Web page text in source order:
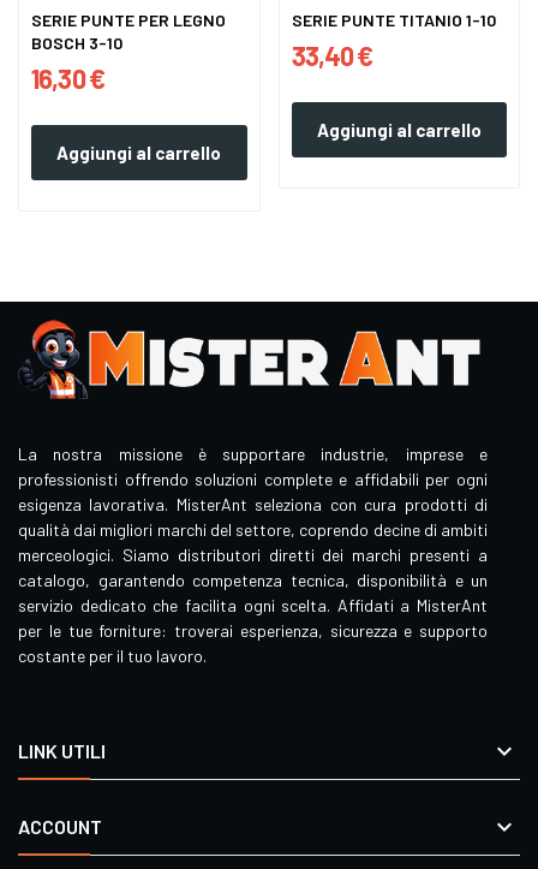
SERIE PUNTE PER LEGNO
BOSCH 3-10
16,30 €
Aggiungi al carrello
SERIE PUNTE TITANIO 1-10
33,40 €
Aggiungi al carrello
La nostra missione è supportare industrie, imprese e
professionisti offrendo soluzioni complete e affidabili per ogni
esigenza lavorativa. MisterAnt seleziona con cura prodotti di
qualità dai migliori marchi del settore, coprendo decine di ambiti
merceologici. Siamo distributori diretti dei marchi presenti a
catalogo, garantendo competenza tecnica, disponibilità e un
servizio dedicato che facilita ogni scelta. Affidati a MisterAnt
per le tue forniture: troverai esperienza, sicurezza e supporto
costante per il tuo lavoro.
LINK UTILI 
ACCOUNT 